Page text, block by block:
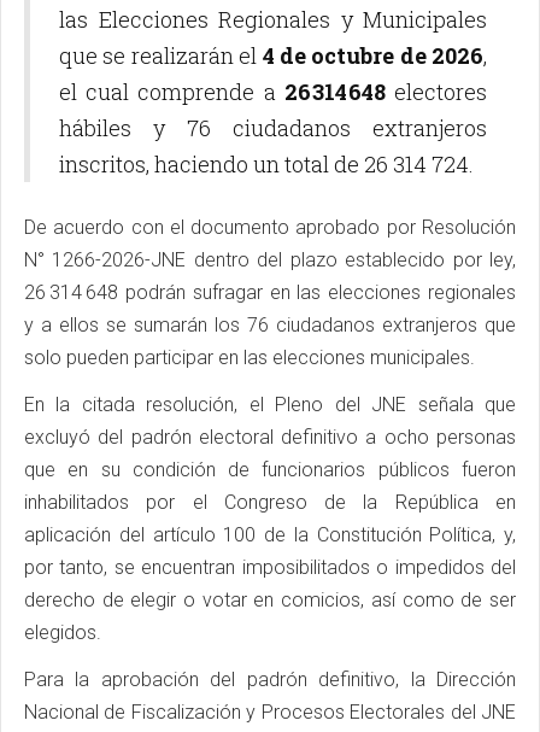
las Elecciones Regionales y Municipales
que se realizarán el 4 de octubre de 2026,
el cual comprende a 26 314 648electores
hábiles y 76 ciudadanos extranjeros
inscritos, haciendo un total de 26 314 724.
De acuerdo con el documento aprobado por Resolución
N° 1266-2026-JNE dentro del plazo establecido por ley,
26 314 648 podrán sufragar en las elecciones regionales
y a ellos se sumarán los 76 ciudadanos extranjeros que
solo pueden participar en las elecciones municipales.
En la citada resolución, el Pleno del JNE señala que
excluyó del padrón electoral definitivo a ocho personas
que en su condición de funcionarios públicos fueron
inhabilitados por el Congreso de la República en
aplicación del artículo 100 de la Constitución Política, y,
por tanto, se encuentran imposibilitados o impedidos del
derecho de elegir o votar en comicios, así como de ser
elegidos.
Para la aprobación del padrón definitivo, la Dirección
Nacional de Fiscalización y Procesos Electorales del JNE